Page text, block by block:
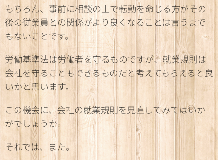
もちろん、事前に相談の上で転勤を命じる方がその
後の従業員との関係がより良くなることは言うまで
もないことです。
労働基準法は労働者を守るものですが、就業規則は
会社を守ることもできるものだと考えてもらえると良
いかと思います。
この機会に、会社の就業規則を見直してみてはいか
がでしょうか。
それでは、また。